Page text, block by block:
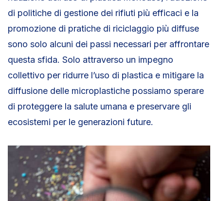
di politiche di gestione dei rifiuti più efficaci e la
promozione di pratiche di riciclaggio più diffuse
sono solo alcuni dei passi necessari per affrontare
questa sfida. Solo attraverso un impegno
collettivo per ridurre l’uso di plastica e mitigare la
diffusione delle microplastiche possiamo sperare
di proteggere la salute umana e preservare gli
ecosistemi per le generazioni future.